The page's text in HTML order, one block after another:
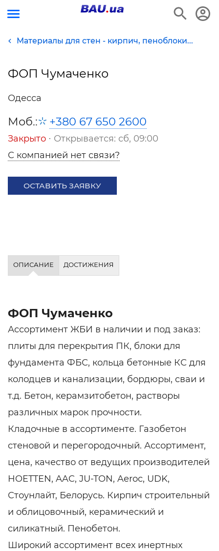
Материалы для стен - кирпич, пеноблоки...
ФОП Чумаченко
Одесса
Моб.: +380 67 650 2600
Закрыто ⋅ Открывается: сб, 09:00
С компанией нет связи?
ОСТАВИТЬ ЗАЯВКУ
ОПИСАНИЕ ДОСТИЖЕНИЯ
ФОП Чумаченко
Ассортимент ЖБИ в наличии и под заказ:
плиты для перекрытия ПК, блоки для
фундамента ФБС, кольца бетонные КС для
колодцев и канализации, бордюры, cваи и
т.д. Бетон, керамзитобетон, растворы
различных марок прочности.
Кладочные в ассортименте. Газобетон
стеновой и перегородочный. Ассортимент,
цена, качество от ведущих производителей
HOETTEN, AAC, JU-TON, Aeroc, UDK,
Стоунлайт, Белорусь. Кирпич строительный
и облицовочный, керамический и
силикатный. Пенобетон.
Широкий ассортимент всех инертных